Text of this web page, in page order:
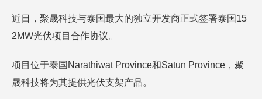
近日，聚晟科技与泰国最大的独立开发商正式签署泰国15
2MW光伏项目合作协议。
项目位于泰国Narathiwat Province和Satun Province，聚
晟科技将为其提供光伏支架产品。